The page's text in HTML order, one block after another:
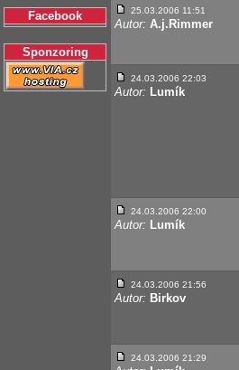
Facebook
Sponzoring
25.03.2006 11:51
Autor: A.j.Rimmer
24.03.2006 22:03
Autor: Lumík
24.03.2006 22:00
Autor: Lumík
24.03.2006 21:56
Autor: Birkov
24.03.2006 21:29